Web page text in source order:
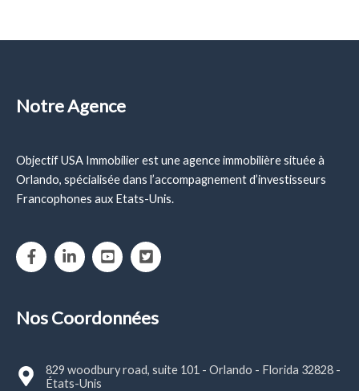
Notre Agence
Objectif USA Immobilier est une agence immobilière située à
Orlando, spécialisée dans l’accompagnement d’investisseurs
Francophones aux Etats-Unis.
Nos Coordonnées
829 woodbury road, suite 101 - Orlando - Florida 32828 -
États-Unis